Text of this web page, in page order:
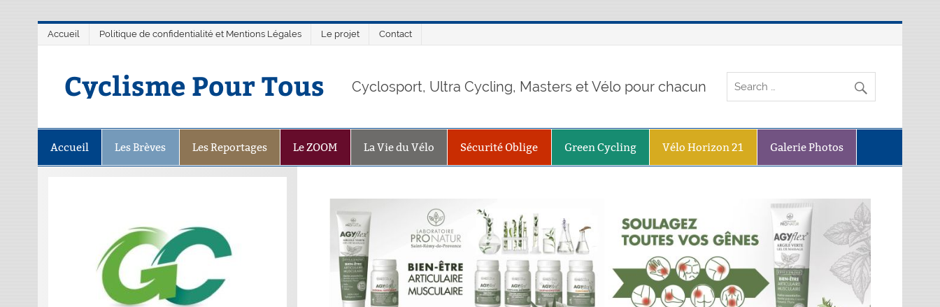
Accueil Politique de confidentialité et Mentions Légales Le projet Contact
Cyclisme Pour Tous Cyclosport, Ultra Cycling, Masters et Vélo pour chacun
Accueil Les Brèves Les Reportages Le ZOOM La Vie du Vélo Sécurité Oblige Green Cycling Vélo Horizon 21 Galerie Photos